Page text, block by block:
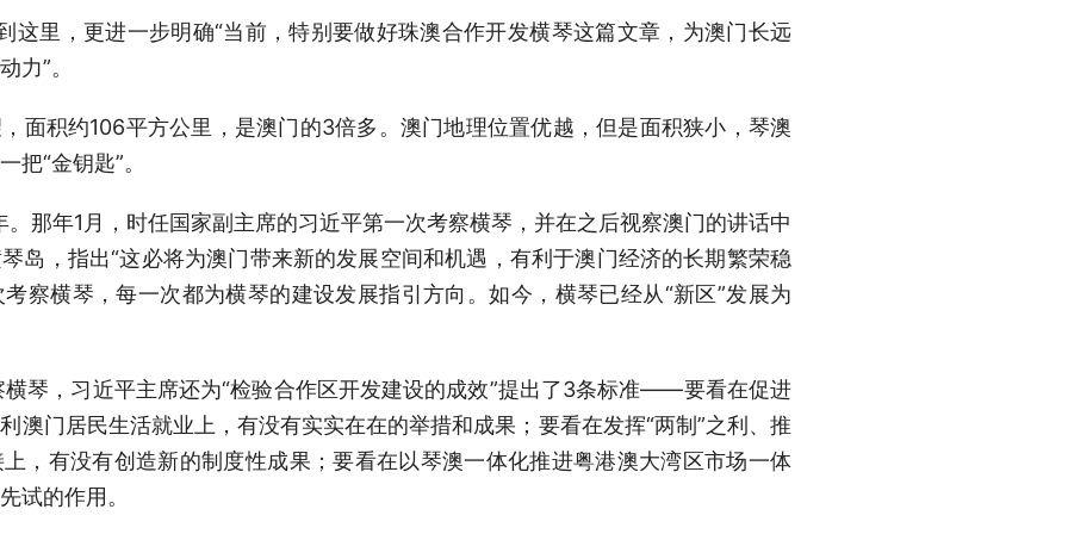
这里，更进一步明确“当前，特别要做好珠澳合作开发横琴这篇文章，为澳门长远
力”。
面积约106平方公里，是澳门的3倍多。澳门地理位置优越，但是面积狭小，琴澳
把“金钥匙”。
那年1月，时任国家副主席的习近平第一次考察横琴，并在之后视察澳门的讲话中
岛，指出“这必将为澳门带来新的发展空间和机遇，有利于澳门经济的长期繁荣稳
察横琴，每一次都为横琴的建设发展指引方向。如今，横琴已经从“新区”发展为
琴，习近平主席还为“检验合作区开发建设的成效”提出了3条标准——要看在促进
澳门居民生活就业上，有没有实实在在的举措和成果；要看在发挥“两制”之利、推
，有没有创造新的制度性成果；要看在以琴澳一体化推进粤港澳大湾区市场一体
试的作用。